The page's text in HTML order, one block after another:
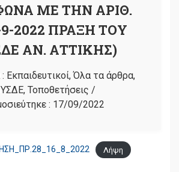
ΜΕ ΤΗΝ ΑΡΙΘ.
9-2022 ΠΡΑΞΗ ΤΟΥ
ΑΝ. ΑΤΤΙΚΗΣ)
Εκπαιδευτικοί,Όλα τα άρθρα,
, Τοποθετήσεις /
: 17/09/2022
Λήψη